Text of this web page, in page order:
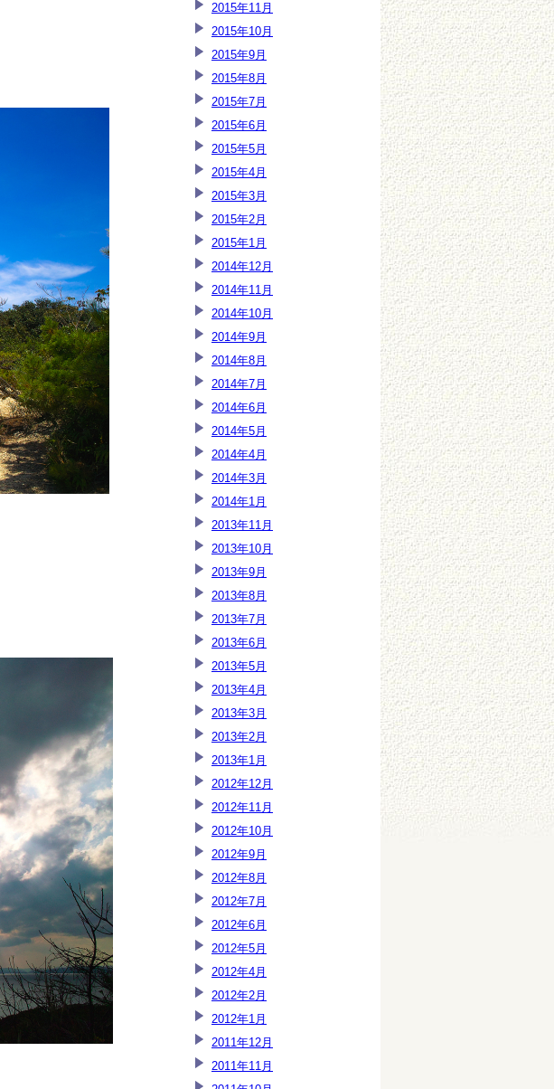
2015年11月
2015年10月
2015年9月
2015年8月
2015年7月
2015年6月
2015年5月
2015年4月
2015年3月
2015年2月
2015年1月
2014年12月
2014年11月
2014年10月
2014年9月
2014年8月
2014年7月
2014年6月
2014年5月
2014年4月
2014年3月
2014年1月
2013年11月
2013年10月
2013年9月
2013年8月
2013年7月
2013年6月
2013年5月
2013年4月
2013年3月
2013年2月
2013年1月
2012年12月
2012年11月
2012年10月
2012年9月
2012年8月
2012年7月
2012年6月
2012年5月
2012年4月
2012年2月
2012年1月
2011年12月
2011年11月